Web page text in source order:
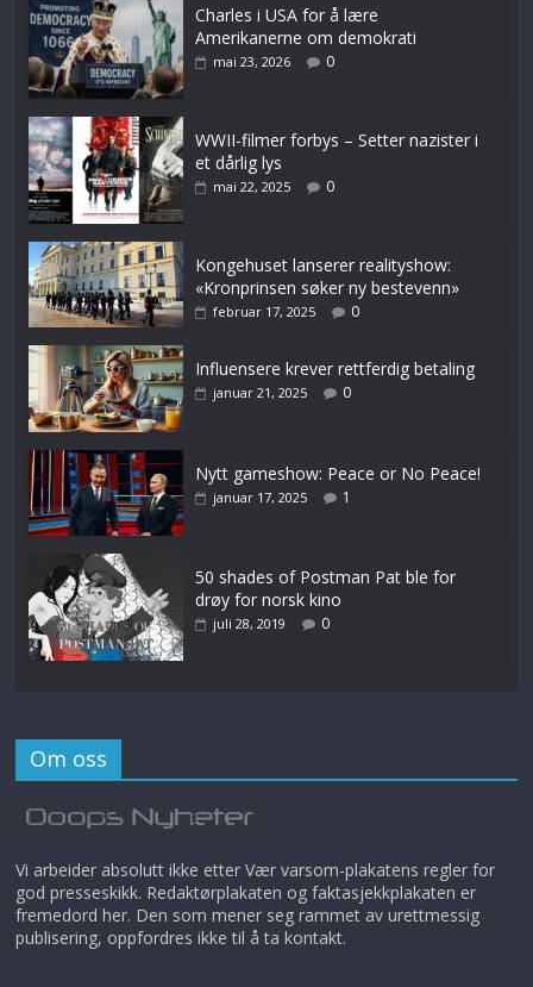
Charles i USA for å lære
Amerikanerne om demokrati
mai 23, 2026 0
WWII-filmer forbys – Setter nazister i
et dårlig lys
mai 22, 2025 0
Kongehuset lanserer realityshow:
«Kronprinsen søker ny bestevenn»
februar 17, 2025 0
Influensere krever rettferdig betaling
januar 21, 2025 0
Nytt gameshow: Peace or No Peace!
januar 17, 2025 1
50 shades of Postman Pat ble for
drøy for norsk kino
juli 28, 2019 0
Om oss
Vi arbeider absolutt ikke etter Vær varsom-plakatens regler for
god presseskikk. Redaktørplakaten og faktasjekkplakaten er
fremedord her. Den som mener seg rammet av urettmessig
publisering, oppfordres ikke til å ta kontakt.